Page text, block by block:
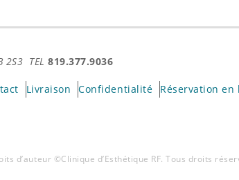
2S3 TEL819.377.9036
Livraison Confidentialité Réservation en
d’auteur ©Clinique d’Esthétique RF. Tous droits